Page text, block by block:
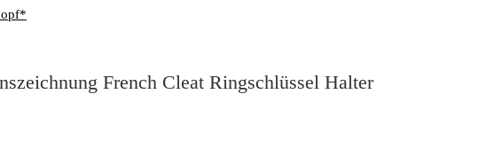
French Cleat Ringschlüssel Halter